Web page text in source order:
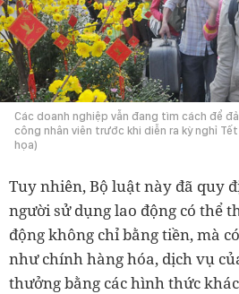
Các doanh nghiệp vẫn đang tìm cách để
công nhân viên trước khi diễn ra kỳ nghỉ
họa)
Tuy nhiên, Bộ luật này đã quy
người sử dụng lao động có thể
động không chỉ bằng tiền, mà
như chính hàng hóa, dịch vụ
thưởng bằng các hình thức